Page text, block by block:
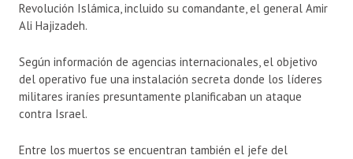
Revolución Islámica, incluido su comandante, el general Amir
Ali Hajizadeh.
Según información de agencias internacionales, el objetivo
del operativo fue una instalación secreta donde los líderes
militares iraníes presuntamente planificaban un ataque
contra Israel.
Entre los muertos se encuentran también el jefe del